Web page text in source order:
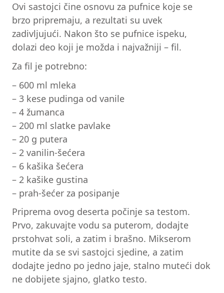
Ovi sastojci čine osnovu za pufnice koje se
brzo pripremaju, a rezultati su uvek
zadivljujući. Nakon što se pufnice ispeku,
dolazi deo koji je možda i najvažniji – fil.
Za fil je potrebno:
– 600 ml mleka
– 3 kese pudinga od vanile
– 4 žumanca
– 200 ml slatke pavlake
– 20 g putera
– 2 vanilin-šećera
– 6 kašika šećera
– 2 kašike gustina
– prah-šećer za posipanje
Priprema ovog deserta počinje sa testom.
Prvo, zakuvajte vodu sa puterom, dodajte
prstohvat soli, a zatim i brašno. Mikserom
mutite da se svi sastojci sjedine, a zatim
dodajte jedno po jedno jaje, stalno muteći dok
ne dobijete sjajno, glatko testo.